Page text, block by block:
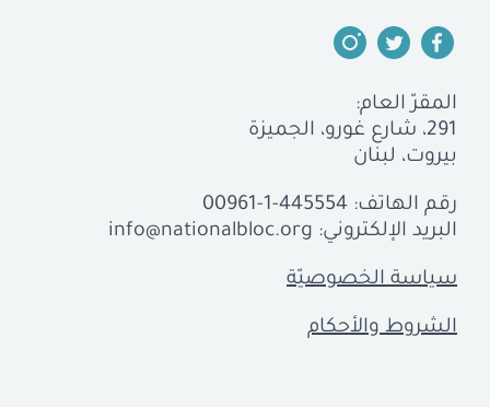
المقرّ العام:
291، شارع غورو، الجميزة
بيروت، لبنان
رقم الهاتف: 00961-1-445554
البريد الإلكتروني: info@nationalbloc.org
سياسة الخصوصيّة
الشروط والأحكام